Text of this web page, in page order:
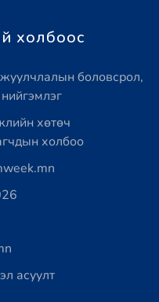
холбоос
боловсрол,
хөтөч
холбоо
асуулт